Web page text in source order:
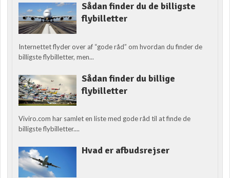
Sådan finder du de billigste
flybilletter
Internettet flyder over af “gode råd” om hvordan du finder de
billigste flybilletter, men...
Sådan finder du billige
flybilletter
Viviro.com har samlet en liste med gode råd til at finde de
billigste flybilletter....
Hvad er afbudsrejser